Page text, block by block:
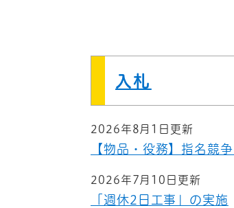
入札
2026年8月1日更新
【物品・役務】指名競
2026年7月10日更新
「週休2日工事」の実施